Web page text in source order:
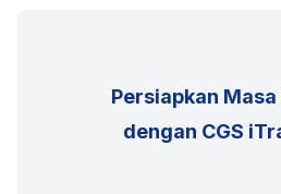
Persiapkan